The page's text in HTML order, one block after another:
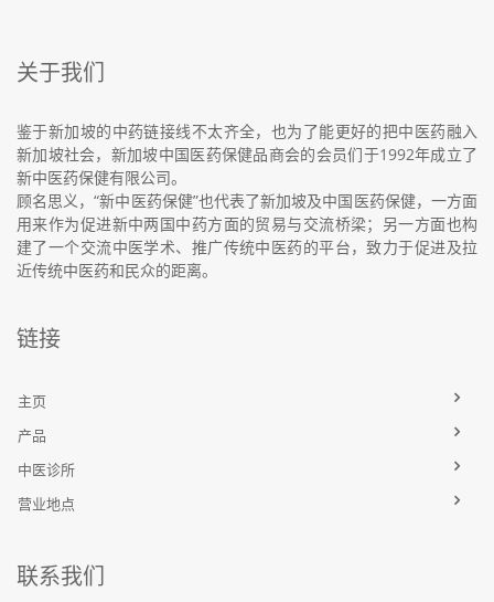
关于我们
鉴于新加坡的中药链接线不太齐全，也为了能更好的把中医药融入
新加坡社会，新加坡中国医药保健品商会的会员们于1992年成立了
新中医药保健有限公司。
顾名思义，“新中医药保健”也代表了新加坡及中国医药保健，一方面
用来作为促进新中两国中药方面的贸易与交流桥梁；另一方面也构
建了一个交流中医学术、推广传统中医药的平台，致力于促进及拉
近传统中医药和民众的距离。
链接
主页
产品
中医诊所
营业地点
联系我们